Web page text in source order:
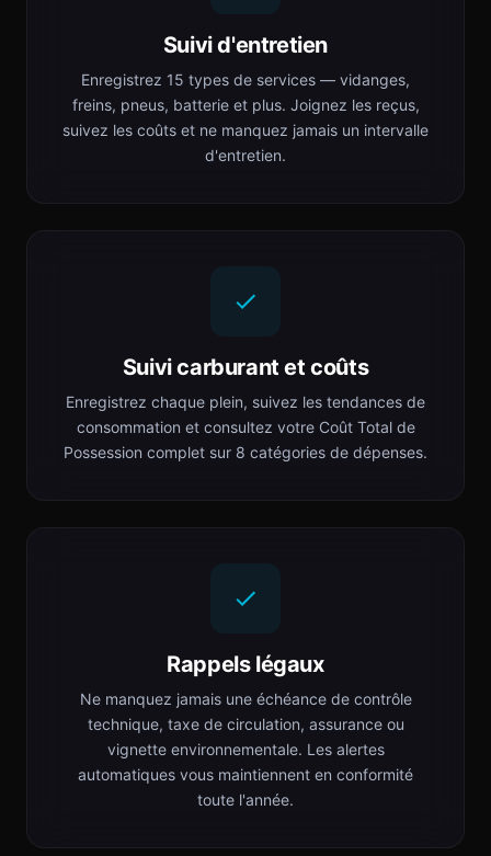
Suivi d'entretien
Enregistrez 15 types de services — vidanges,
freins, pneus, batterie et plus. Joignez les reçus,
suivez les coûts et ne manquez jamais un intervalle
d'entretien.
Suivi carburant et coûts
Enregistrez chaque plein, suivez les tendances de
consommation et consultez votre Coût Total de
Possession complet sur 8 catégories de dépenses.
Rappels légaux
Ne manquez jamais une échéance de contrôle
technique, taxe de circulation, assurance ou
vignette environnementale. Les alertes
automatiques vous maintiennent en conformité
toute l'année.